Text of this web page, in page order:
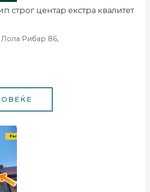
строг центар екстра квалитет
Лола Рибар 86,